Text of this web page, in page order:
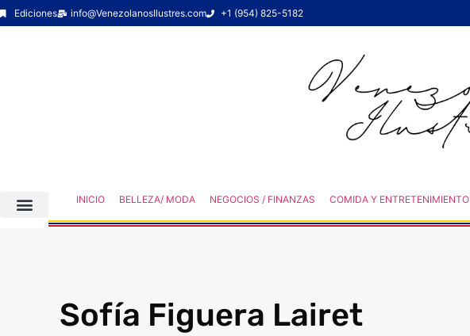
Ediciones info@VenezolanosIlustres.com +1 (954) 825-5182
INICIO BELLEZA/ MODA NEGOCIOS / FINANZAS COMIDA Y ENTRETENIMIENTO
Sofía Figuera Lairet